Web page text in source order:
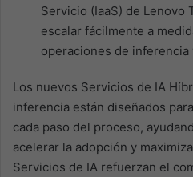
Servicio (IaaS) de Lenovo
escalar fácilmente a
operaciones de inferencia
Los nuevos Servicios de IA
inferencia están diseñados
cada paso del proceso,
acelerar la adopción y
Servicios de IA refuerzan el